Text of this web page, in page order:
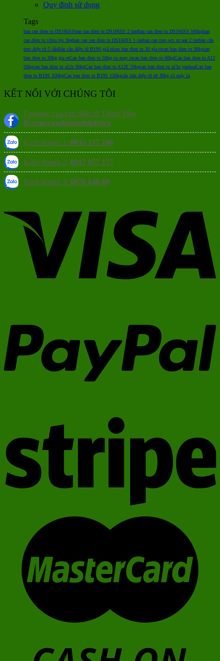
Quy định sử dụng
Tags
ban can dien tu DS166SSban can dien tu DS166SS 2 tanBan can dien tu DS166SS 500kgban
can dien tu vibra tps 3kgban can san dien tu DS166SS 1 tanban can treo ocs xz aae 2 tanbán cân
treo điện tử 5 tấnBán cân điện tử B19S giá rẻcan ban dien tu 30 gia recan ban dien tu 30kgcan
ban dien tu 30kg gia reCan ban dien tu 50kg co may incan ban dien tu 60kgCan ban dien tu A12
50kgcan ban dien tu a12e 30kgCan ban dien tu A12E 50kgcan ban dien tu a12e yaohuaCan ban
dien tu B19S 100kgCan ban dien tu B19S 150kgcân bàn điện tử a9 30kg có máy in
KẾT NỐI VỚI CHÚNG TÔI
Fanpage của cân điện tử Thịnh Tiến
fb.com/candientuthinhtien
Kinh doanh 1: 0935 177 186
Kinh doanh 2: 0917 977 177
Kinh doanh 3: 0976 646 69